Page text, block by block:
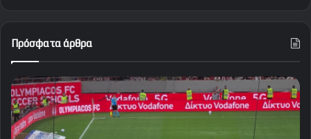
Πρόσφατα άρθρα